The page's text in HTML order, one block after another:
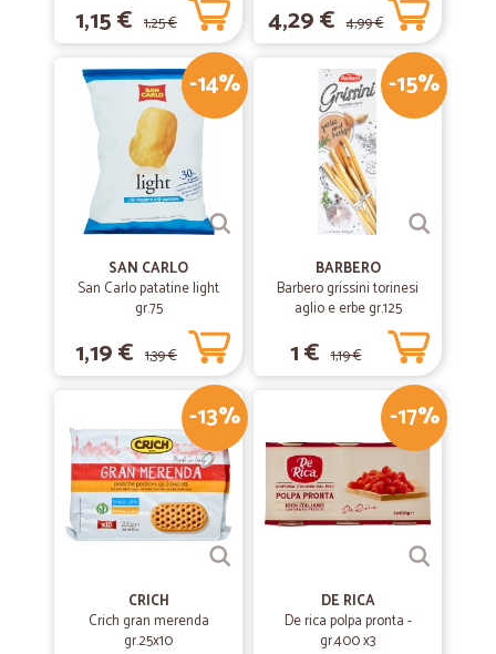
1,15 € 1,25 € 4,29 € 4,99 €
-14%
SAN CARLO
San Carlo patatine light
gr.75
1,19 € 1,39 €
-15%
BARBERO
Barbero grissini torinesi
aglio e erbe gr.125
1 € 1,19 €
-13%
CRICH
Crich gran merenda
gr.25x10
-17%
DE RICA
De rica polpa pronta -
gr.400 x3